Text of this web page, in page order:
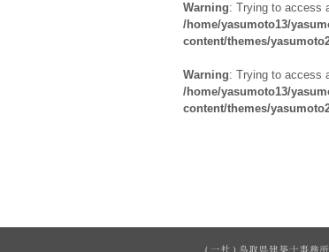
Warning: Trying to access
/home/yasumoto13/
content/themes/
Warning: Trying to access
/home/yasumoto13/
content/themes/